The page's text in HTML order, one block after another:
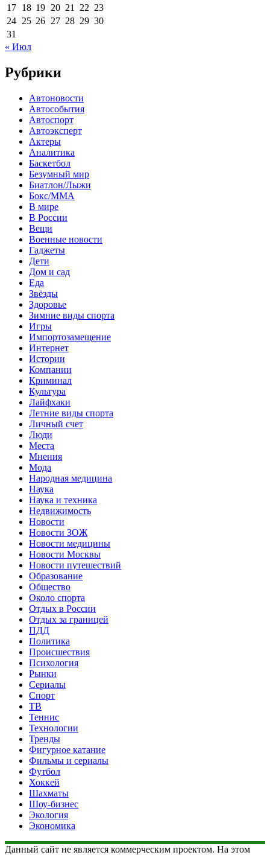
17 18 19 20 21 22 23
24 25 26 27 28 29 30
31
« Июл
Рубрики
Автоновости
Автособытия
Автоспорт
Автоэксперт
Актеры
Аналитика
Баскетбол
Безумный мир
Биатлон/Лыжи
Бокс/MMA
В мире
В России
Вещи
Военные новости
Гаджеты
Дети
Дом и сад
Еда
Звёзды
Здоровье
Зимние виды спорта
Игры
Импортозамещение
Интернет
Истории
Компании
Криминал
Культура
Лайфхаки
Летние виды спорта
Личный счет
Люди
Места
Мнения
Мода
Народная медицина
Наука
Наука и техника
Недвижимость
Новости
Новости ЗОЖ
Новости медицины
Новости Москвы
Новости путешествий
Образование
Общество
Около спорта
Отдых в России
Отдых за границей
ПДД
Политика
Происшествия
Психология
Рынки
Сериалы
Спорт
ТВ
Теннис
Технологии
Тренды
Фигурное катание
Фильмы и сериалы
Футбол
Хоккей
Шахматы
Шоу-бизнес
Экология
Экономика
Данный сайт не является коммерческим проектом. На этом